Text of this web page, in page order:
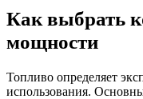
Как выбрать
мощности
Топливо определяет
использования.